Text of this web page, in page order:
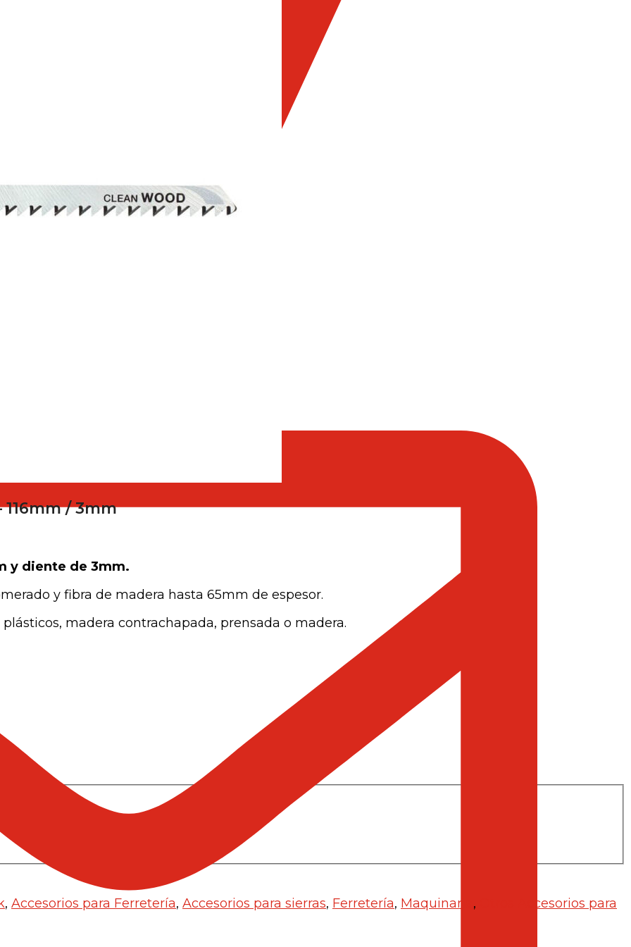
116mm / 3mm
y diente de 3mm.
y fibra de madera hasta 65mm de espesor.
plásticos, madera contrachapada, prensada o madera.
, Accesorios para Ferretería, Accesorios para sierras, Ferretería, Maquinaria ,
Otros Accesorios para